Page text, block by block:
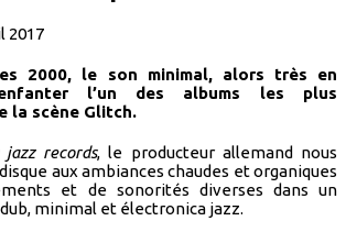
2017
2000, le son minimal, alors très en
l’un des albums les plus
la scène Glitch.
jazz records, le producteur allemand nous
aux ambiances chaudes et organiques
et de sonorités diverses dans un
minimal et électronica jazz.